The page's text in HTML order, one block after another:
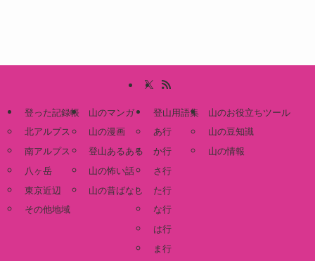
登った記録帳
北アルプス
南アルプス
八ヶ岳
東京近辺
その他地域
山のマンガ
山の漫画
登山あるある
山の怖い話
山の昔ばなし
登山用語集
あ行
か行
さ行
た行
な行
は行
ま行
山のお役立ちツール
山の豆知識
山の情報